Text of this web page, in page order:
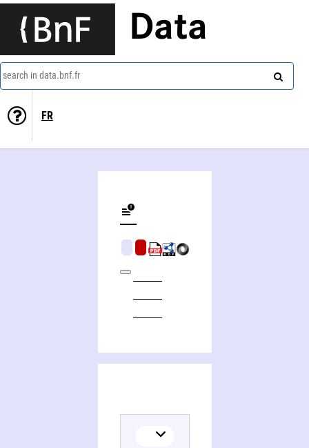
Data
search in data.bnf.fr
FR